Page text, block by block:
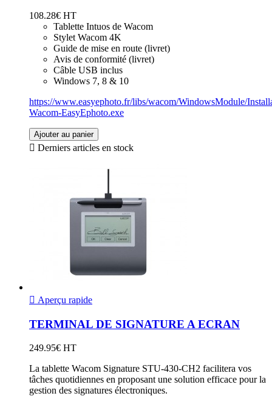
108.28€ HT
Tablette Intuos de Wacom
Stylet Wacom 4K
Guide de mise en route (livret)
Avis de conformité (livret)
Câble USB inclus
Windows 7, 8 & 10
https://www.easyephoto.fr/libs/wacom/WindowsModule/
Wacom-EasyEphoto.exe
Ajouter au panier
 Derniers articles en stock
 Aperçu rapide
TERMINAL DE SIGNATURE A ECRAN
249.95€ HT
La tablette Wacom Signature STU-430-CH2 facilitera vos
tâches quotidiennes en proposant une solution efficace pour la
gestion des signatures électroniques.